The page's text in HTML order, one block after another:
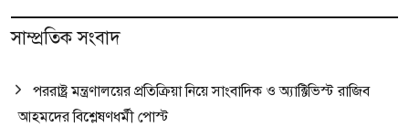
সাম্প্রতিক সংবাদ
পররাষ্ট্র মন্ত্রণালয়ের প্রতিক্রিয়া নিয়ে সাংবাদিক ও অ্যাক্টিভিস্ট রাজিব
আহমদের বিশ্লেষণধর্মী পোস্ট